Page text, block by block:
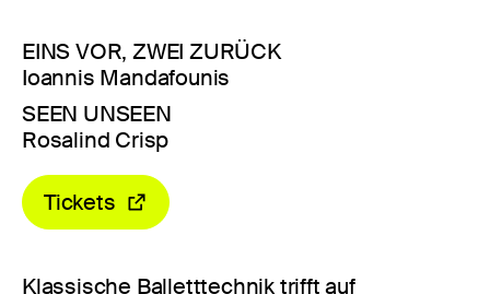
EINS VOR, ZWEI ZURÜCK
Ioannis Mandafounis
SEEN UNSEEN
Rosalind Crisp
Tickets
Klassische Balletttechnik trifft auf